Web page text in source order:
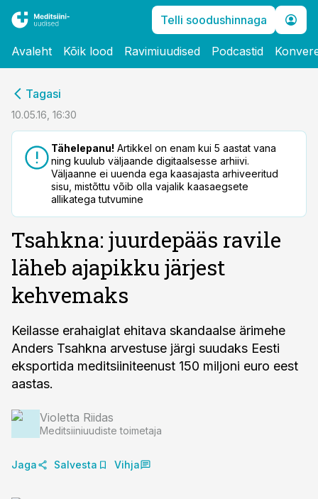
Telli soodushinnaga
Avaleht Kõik lood Ravimiuudised Podcastid
Tagasi
10.05.16, 16:30
Tähelepanu! Artikkel on enam kui 5 aastat vana
ning kuulub väljaande digitaalsesse arhiivi.
Väljaanne ei uuenda ega kaasajasta arhiveeritud
sisu, mistõttu võib olla vajalik kaasaegsete
allikatega tutvumine
Tsahkna: juurdepääs ravile
läheb ajapikku järjest
kehvemaks
Keilasse erahaiglat ehitava skandaalse ärimehe
Anders Tsahkna arvestuse järgi suudaks Eesti
eksportida meditsiiniteenust 150 miljoni euro eest
aastas.
Violetta Riidas
Meditsiiniuudiste toimetaja
Jaga Salvesta Vihja